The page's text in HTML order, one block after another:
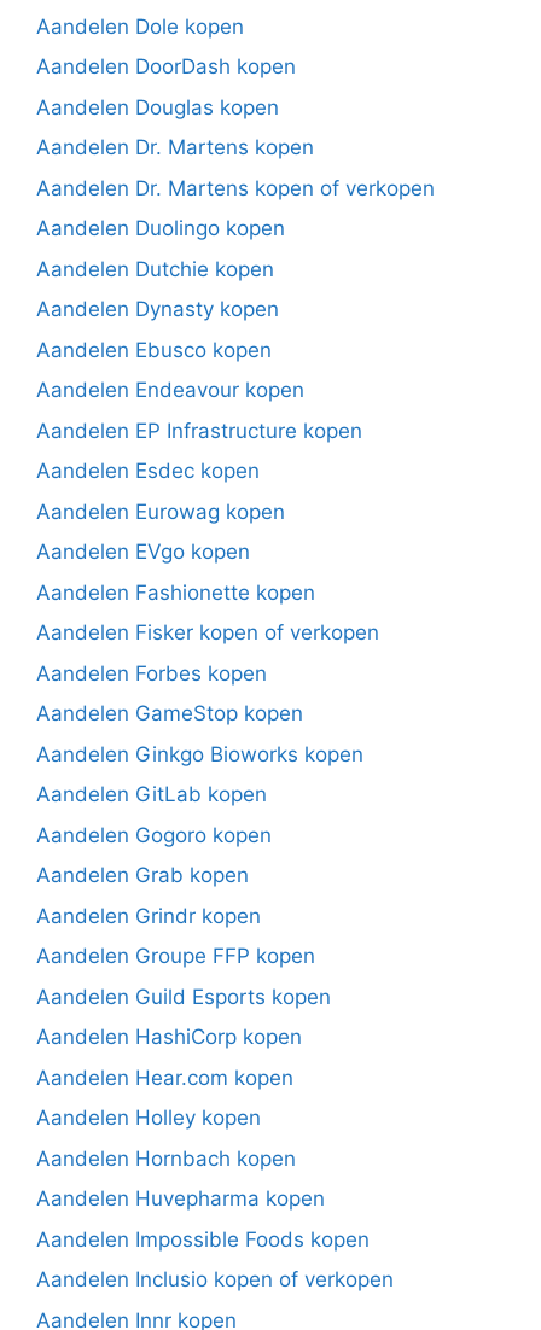
Aandelen Dole kopen
Aandelen DoorDash kopen
Aandelen Douglas kopen
Aandelen Dr. Martens kopen
Aandelen Dr. Martens kopen of verkopen
Aandelen Duolingo kopen
Aandelen Dutchie kopen
Aandelen Dynasty kopen
Aandelen Ebusco kopen
Aandelen Endeavour kopen
Aandelen EP Infrastructure kopen
Aandelen Esdec kopen
Aandelen Eurowag kopen
Aandelen EVgo kopen
Aandelen Fashionette kopen
Aandelen Fisker kopen of verkopen
Aandelen Forbes kopen
Aandelen GameStop kopen
Aandelen Ginkgo Bioworks kopen
Aandelen GitLab kopen
Aandelen Gogoro kopen
Aandelen Grab kopen
Aandelen Grindr kopen
Aandelen Groupe FFP kopen
Aandelen Guild Esports kopen
Aandelen HashiCorp kopen
Aandelen Hear.com kopen
Aandelen Holley kopen
Aandelen Hornbach kopen
Aandelen Huvepharma kopen
Aandelen Impossible Foods kopen
Aandelen Inclusio kopen of verkopen
Aandelen Innr kopen